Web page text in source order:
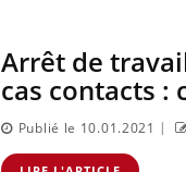
Arrêt de
cas contacts :
Publié le 10.01.2021 |